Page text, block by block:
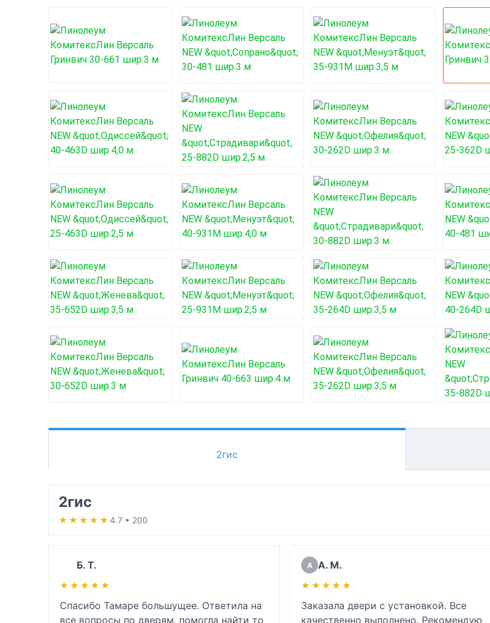
2гис
2гис
★★★★★
★★★★★ 4.7 • 200
Б. Т.
★★★★★
★★★★★
Спасибо Тамаре большущее. Ответила на
все вопросы по дверям, помогла найти то
А А. М.
★★★★★
★★★★★
Заказала двери с установкой. Все
качественно выполнено. Рекомендую